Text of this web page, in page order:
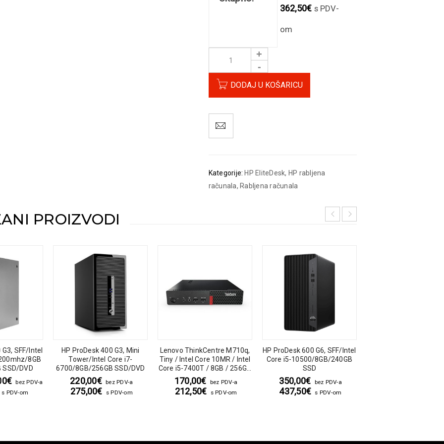
362,50€ s PDV-
om
DODAJ U KOŠARICU
Kategorije: HP EliteDesk, HP rabljena
računala, Rabljena računala
PROIZVODI
SFF/Intel
8GB
SSD/DVD
€ bez PDV-a
s PDV-om
HP ProDesk 400 G3, Mini
Tower/Intel Core i7-
6700/8GB/256GB SSD/DVD
220,00€ bez PDV-a
275,00€ s PDV-om
Lenovo ThinkCentre M710q,
Tiny / Intel Core 10MR / Intel
Core i5-7400T / 8GB / 256GB
SSD
170,00€ bez PDV-a
212,50€ s PDV-om
HP ProDesk 600 G6, SFF/Intel
Core i5-10500/8GB/240GB
SSD
350,00€ bez PDV-a
437,50€ s PDV-om